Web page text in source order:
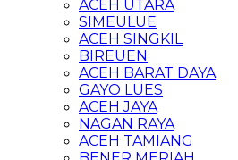
ACEH UTARA
SIMEULUE
ACEH SINGKIL
BIREUEN
ACEH BARAT DAYA
GAYO LUES
ACEH JAYA
NAGAN RAYA
ACEH TAMIANG